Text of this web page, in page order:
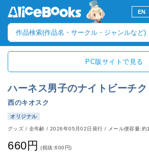
EN
PC版サイトで見る
ハーネス男子のナイトビーチ
西のキオスク
オリジナル
グッズ / 全年齢/2026年05月02日発行 / メール便容量:約
660円 (税抜:600円)